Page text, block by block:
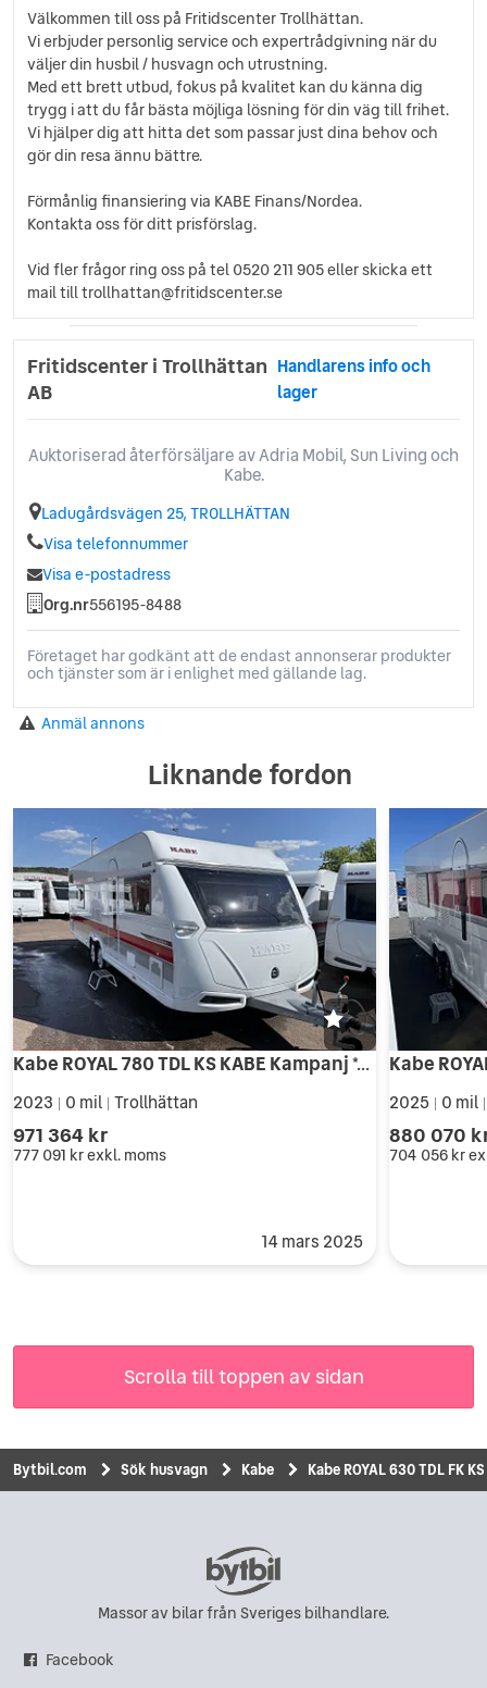
Bredd: 250 cm
Välkommen till oss på Fritidscenter Trollhättan.
Vi erbjuder personlig service och expertrådgivning när du
väljer din husbil / husvagn och utrustning.
Med ett brett utbud, fokus på kvalitet kan du känna dig
trygg i att du får bästa möjliga lösning för din väg till frihet.
Vi hjälper dig att hitta det som passar just dina behov och
gör din resa ännu bättre.
Förmånlig finansiering via KABE Finans/Nordea.
Kontakta oss för ditt prisförslag.
Vid fler frågor ring oss på tel 0520 211 905 eller skicka ett
mail till trollhattan@fritidscenter.se
Fritidscenter i Trollhättan
AB
Handlarens info och
lager
Auktoriserad återförsäljare av Adria Mobil, Sun Living och
Kabe.
Ladugårdsvägen 25, TROLLHÄTTAN
Visa telefonnummer
Visa e-postadress
Org.nr556195-8488
Företaget har godkänt att de endast annonserar produkter
och tjänster som är i enlighet med gällande lag.
Anmäl annons
Liknande fordon
Kabe ROYAL 780 TDL KS KABE Kampanj *AC/Mover/Solpanel*
2023 0 mil Trollhättan
971 364 kr
777 091 krexkl. moms
14 mars 2025
2025 0 mil
880 070
704 056 kr
Scrolla till toppen av sidan
Bytbil.com Sök husvagn Kabe Kabe ROYAL 630 TDL FK
Massor av bilar från Sveriges bilhandlare.
Facebook